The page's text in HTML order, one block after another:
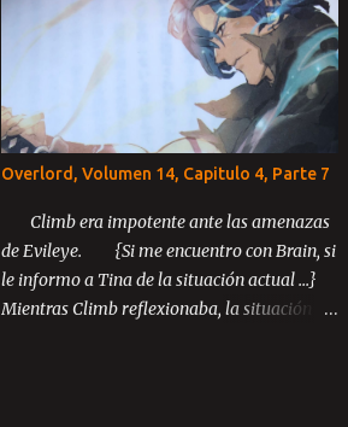
Capítulo 3: El último rey Parte 1 Parte 2
Parte 3 ...
Overlord, Volumen 14, Capitulo 4, Parte 7
Climb era impotente ante las amenazas
de Evileye. {Si me encuentro con Brain, si
le informo a Tina de la situación actual ...}
Mientras Climb reflexionaba, la situación